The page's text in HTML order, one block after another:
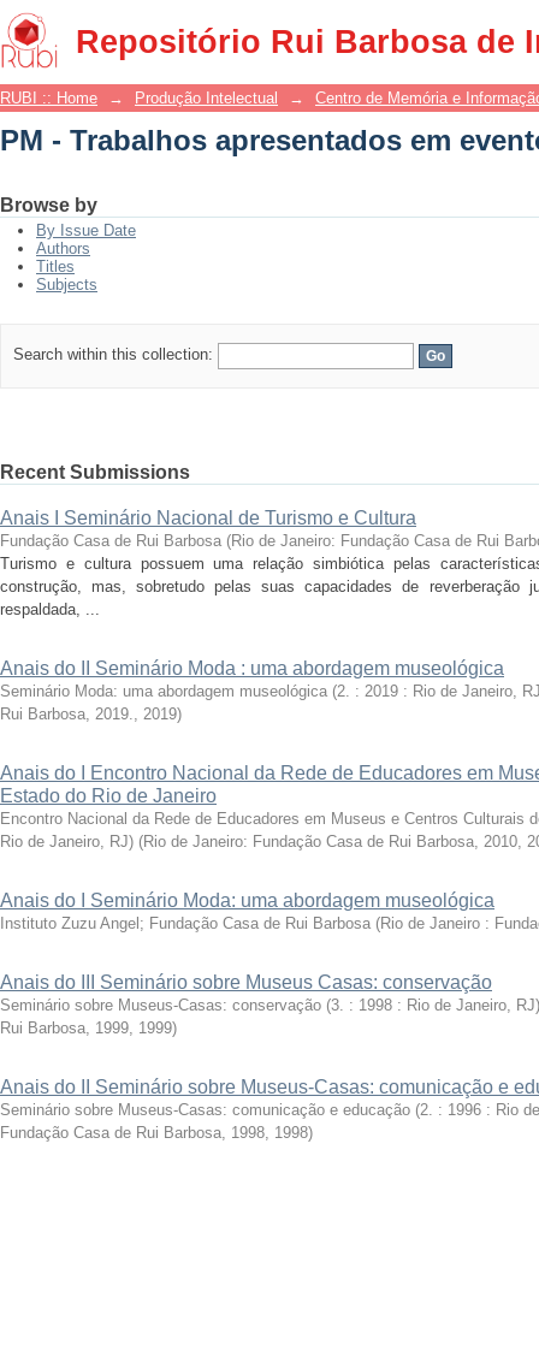
Repositório Rui Barbosa de
PM - Trabalhos apresentados em
RUBI :: Home → Produção Intelectual → Centro de Memória e
PM - Trabalhos apresentados em
Browse by
By Issue Date
Authors
Titles
Subjects
Search within this collection:
Recent Submissions
Anais I Seminário Nacional de Turismo e Cultura
Fundação Casa de Rui Barbosa (Rio de Janeiro: Fundação Casa de Rui
Turismo e cultura possuem uma relação simbiótica pelas
construção, mas, sobretudo pelas suas capacidades de reverberação
respaldada, ...
Anais do II Seminário Moda : uma abordagem museológica
Seminário Moda: uma abordagem museológica (2. : 2019 : Rio de Janeiro,
Rui Barbosa, 2019., 2019)
Anais do I Encontro Nacional da Rede de Educadores em
Estado do Rio de Janeiro
Encontro Nacional da Rede de Educadores em Museus e Centros Culturais
Rio de Janeiro, RJ) (Rio de Janeiro: Fundação Casa de Rui Barbosa, 2010,
Anais do I Seminário Moda: uma abordagem museológica
Instituto Zuzu Angel; Fundação Casa de Rui Barbosa (Rio de Janeiro :
Anais do III Seminário sobre Museus Casas: conservação
Seminário sobre Museus-Casas: conservação (3. : 1998 : Rio de Janeiro, RJ)
Rui Barbosa, 1999, 1999)
Anais do II Seminário sobre Museus-Casas: comunicação e
Seminário sobre Museus-Casas: comunicação e educação (2. : 1996 : Rio
Fundação Casa de Rui Barbosa, 1998, 1998)